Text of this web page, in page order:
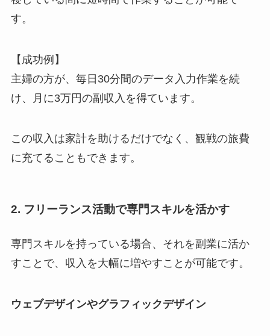
す。
【成功例】
主婦の方が、毎日30分間のデータ入力作業を続
け、月に3万円の副収入を得ています。
この収入は家計を助けるだけでなく、観戦の旅費
に充てることもできます。
2. フリーランス活動で専門スキルを活かす
専門スキルを持っている場合、それを副業に活か
すことで、収入を大幅に増やすことが可能です。
ウェブデザインやグラフィックデザイン